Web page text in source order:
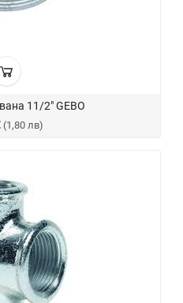
11/2" GEBO
(1,80 лв)